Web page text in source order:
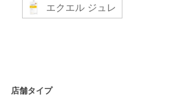
エクエル ジュレ
店舗タイプ